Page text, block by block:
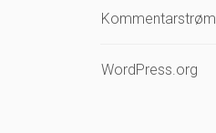
Kommentarstrøm
WordPress.org